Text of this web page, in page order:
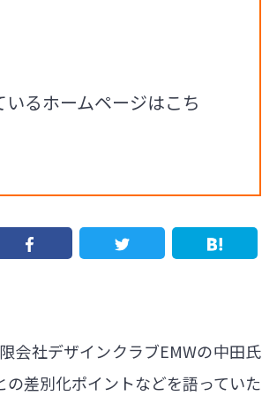
るホームページはこち
会社デザインクラブEMWの中田氏
差別化ポイントなどを語っていた